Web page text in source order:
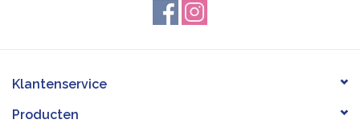
Klantenservice
Producten